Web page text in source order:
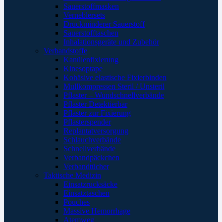
Sauerstoffmasken
Verneblersets
Druckminderer Sauerstoff
Sauerstofftaschen
Inhalationsgeräte und Zubehör
Verbandstoffe
Kanülenfixierung
Kinesoptape
Kohäsive elastische Fixierbinden
Mullkompressen Steril / Unsteril
Pflaster – Wundschnellverbände
Pflaster Detektierbar
Pflaster zur Fixierung
Pflasterspender
Replantatversorgung
Schlauchverbände
Schnellverbände
Verbandpäckchen
Verbandtücher
Taktische Medizin
Einsatzrucksäcke
Einsatztaschen
Pouches
Massive Hemorrhage
Atemweg